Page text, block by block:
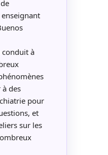
conduit à
des
pour
et
sur les